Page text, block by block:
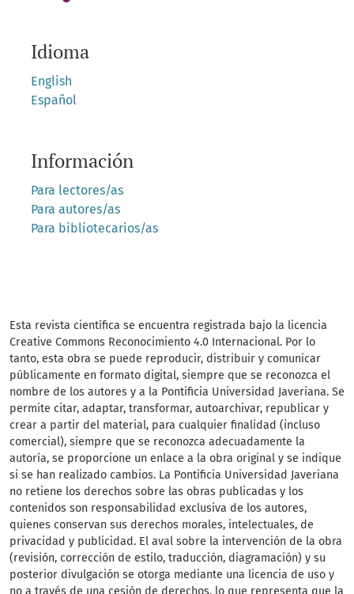
Idioma
English
Español
Información
Para lectores/as
Para autores/as
Para bibliotecarios/as
Esta revista científica se encuentra registrada bajo la licencia
Creative Commons Reconocimiento 4.0 Internacional. Por lo
tanto, esta obra se puede reproducir, distribuir y comunicar
públicamente en formato digital, siempre que se reconozca el
nombre de los autores y a la Pontificia Universidad Javeriana. Se
permite citar, adaptar, transformar, autoarchivar, republicar y
crear a partir del material, para cualquier finalidad (incluso
comercial), siempre que se reconozca adecuadamente la
autoría, se proporcione un enlace a la obra original y se indique
si se han realizado cambios. La Pontificia Universidad Javeriana
no retiene los derechos sobre las obras publicadas y los
contenidos son responsabilidad exclusiva de los autores,
quienes conservan sus derechos morales, intelectuales, de
privacidad y publicidad. El aval sobre la intervención de la obra
(revisión, corrección de estilo, traducción, diagramación) y su
posterior divulgación se otorga mediante una licencia de uso y